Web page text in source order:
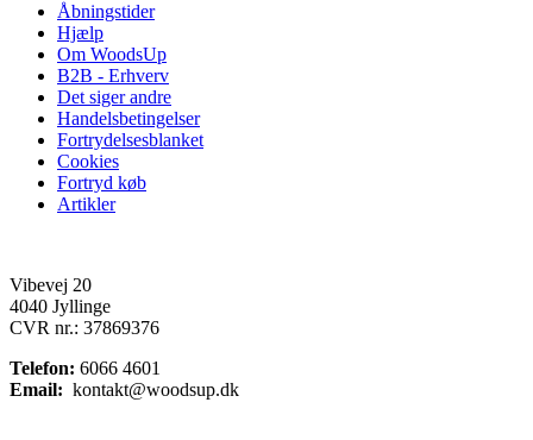
Åbningstider
Hjælp
Om WoodsUp
B2B - Erhverv
Det siger andre
Handelsbetingelser
Fortrydelsesblanket
Cookies
Fortryd køb
Artikler
Vibevej 20
4040 Jyllinge
CVR nr.: 37869376
Telefon: 6066 4601
Email: kontakt@woodsup.dk